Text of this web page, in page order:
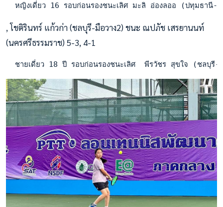
หญิงเดี่ยว 16 รอบก่อนรองชนะเลิศ มะลิ อ่องลออ (ปทุมธา
, โชติรินทร์ แก้วก่า (ชลบุรี-มือวาง2) ชนะ ณปภัช เสรยานนท์
(นครศรีธรรมราช) 5-3, 4-1
ชายเดี่ยว 18 ปี รอบก่อนรองชนะเลิศ  พีรวัชร สุขใจ (ชลบุ